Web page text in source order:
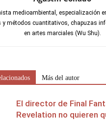
medioambiental, especialización
y métodos cuantitativos, chapuzas
en artes marciales (Wu Shu).
Más del autor
El director de Final
Revelation no quieren